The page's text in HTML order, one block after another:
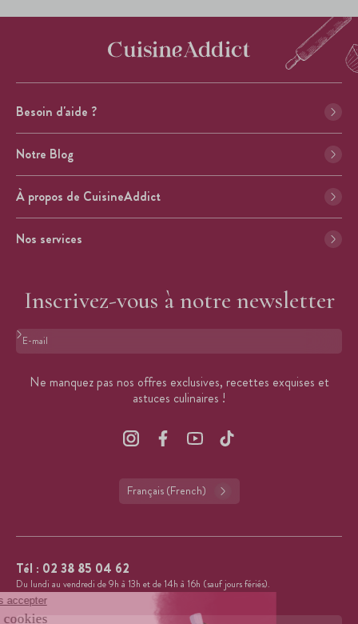
Besoin d'aide ?
Notre Blog
À propos de CuisineAddict
Nos services
Inscrivez-vous à notre newsletter
Format : adresse@email.com
Ne manquez pas nos offres exclusives, recettes exquises et
astuces culinaires !
Français (French)
Tél : 02 38 85 04 62
Du lundi au vendredi de 9h à 13h et de 14h à 16h (sauf jours fériés).